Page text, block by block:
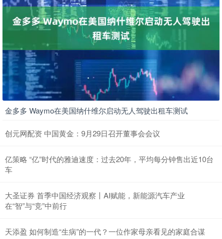
金多多 Waymo在美国纳什维尔启动无人驾驶出租车测试
创元网配资 中国黄金：9月29日召开董事会会议
亿策略 “亿”时代的雅迪速度：过去20年，平均每分钟售出近10台
车
大圣证券 首季中国经济观察丨AI赋能，新能源汽车产业
在“智”与“竞”中前行
天添盈 如何制造“生病”的一代？一位作家母亲看见的家庭合谋